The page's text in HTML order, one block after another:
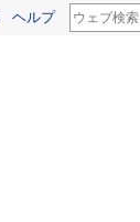
ヘルプ